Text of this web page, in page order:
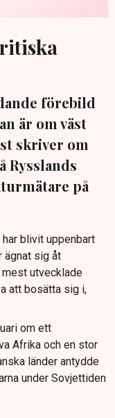
förebild
är om väst
skriver om
Rysslands
på
blivit uppenbart
ägnat sig åt
utvecklade
att bosätta sig i,
om ett
Afrika och en stor
länder antydde
under Sovjettiden